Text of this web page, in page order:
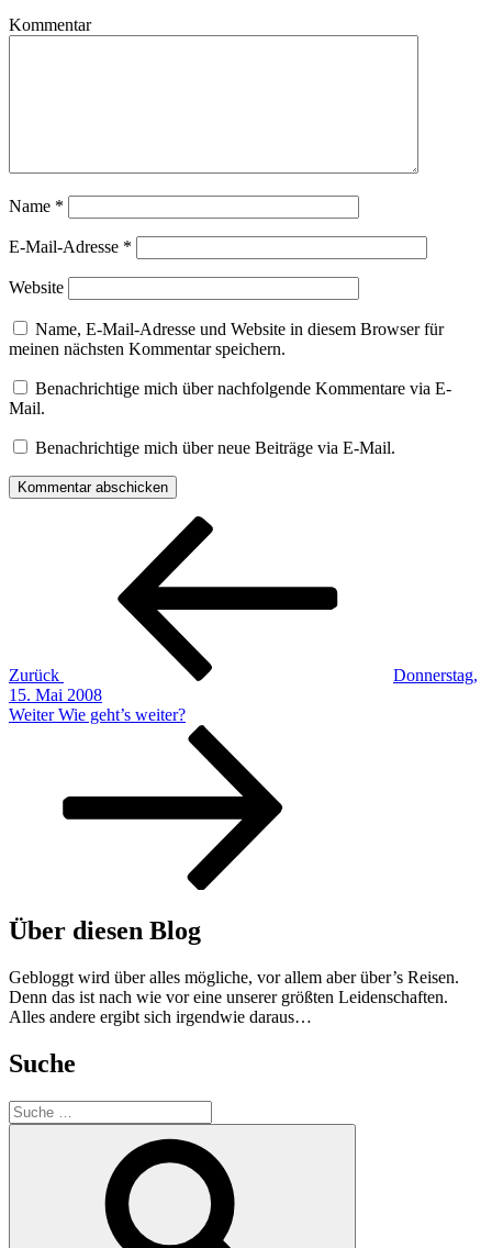
Kommentar
Name *
E-Mail-Adresse *
Website
Name, E-Mail-Adresse und Website in diesem Browser für
meinen nächsten Kommentar speichern.
Benachrichtige mich über nachfolgende Kommentare via E-
Mail.
Benachrichtige mich über neue Beiträge via E-Mail.
Beitragsnavigation
Zurück
Donnerstag,
15. Mai 2008
Nächster
Weiter Wie geht’s weiter?
Über diesen Blog
Gebloggt wird über alles mögliche, vor allem aber über’s Reisen.
Denn das ist nach wie vor eine unserer größten Leidenschaften.
Alles andere ergibt sich irgendwie daraus…
Suche
Suche
nach: